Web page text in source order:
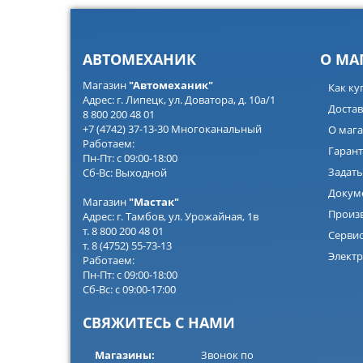
АВТОМЕХАНИК
Магазин"Автомеханик"
Адрес: г. Липецк, ул. Доватора, д. 10а/1
8 800 200 48 01
+7 (4742) 37-13-30 Многоканальный
Работаем:
Пн-Пт: с 09:00-18:00
Сб-Вс: Выходной
Магазин "Мастак"
Адрес: г. Тамбов, ул. Урожайная, 1в
т. 8 800 200 48 01
т. 8 (4752) 55-73-13
Работаем:
Пн-Пт: с 09:00-18:00
Сб-Вс: с 09:00-17:00
СВЯЖИТЕСЬ С НАМИ
Магазины: Звонок по
О
Как
О
Сервис